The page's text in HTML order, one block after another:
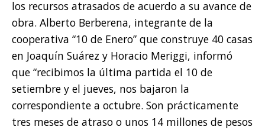
los recursos atrasados de acuerdo a su avance de
obra. Alberto Berberena, integrante de la
cooperativa “10 de Enero” que construye 40 casas
en Joaquín Suárez y Horacio Meriggi, informó
que “recibimos la última partida el 10 de
setiembre y el jueves, nos bajaron la
correspondiente a octubre. Son prácticamente
tres meses de atraso o unos 14 millones de pesos